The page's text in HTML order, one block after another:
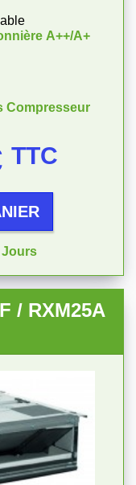
A++/A+
Compresseur
TTC
Jours
/ RXM25A